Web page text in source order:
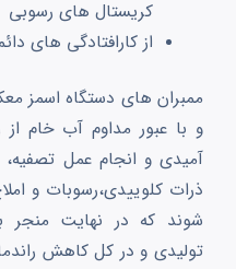
کریستال های رسوبی
از کارافتادگی های
ممبران های دستگاه اسمز
و با عبور مداوم آب خام
آمیدی و انجام عمل
ذرات کلوییدی،رسوبات و
شوند که در نهایت
تولیدی و در کل کاهش